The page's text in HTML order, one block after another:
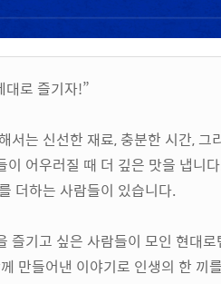
대로 즐기자!”
서는 신선한 재료, 충분한 시간,
이 어우러질 때 더 깊은 맛을 냅니
더하는 사람들이 있습니다.
즐기고 싶은 사람들이 모인 현대
만들어낸 이야기로 인생의 한 끼